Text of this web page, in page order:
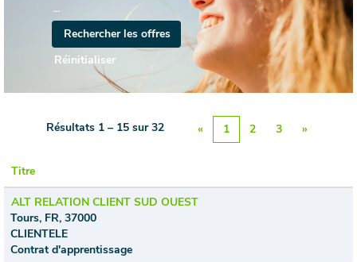
...
Réinitialiser
Résultats 1 – 15sur32 « 1 2 3 »
Titre
ALT RELATION CLIENT SUD OUEST
Tours, FR, 37000
CLIENTELE
Contrat d'apprentissage